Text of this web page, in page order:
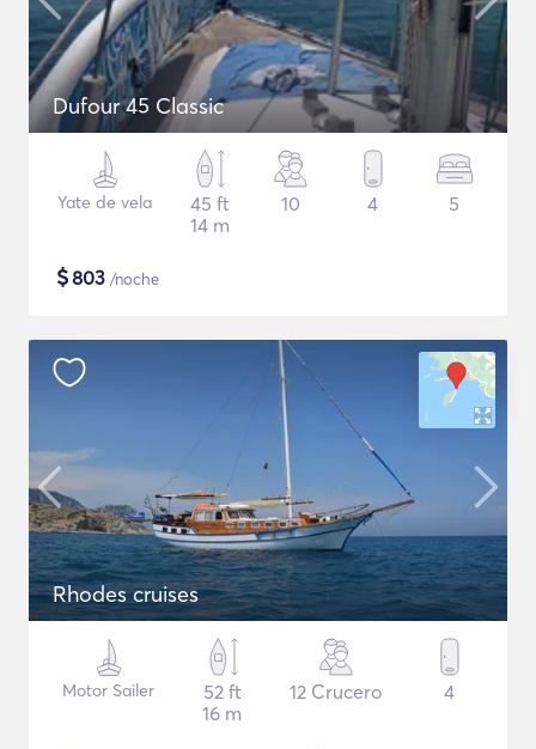
Dufour 45 Classic
Yate de vela
45 ft
14 m
10 4 5
$803 /noche
Rhodes cruises
Motor Sailer
52 ft
16 m
12 Crucero 4